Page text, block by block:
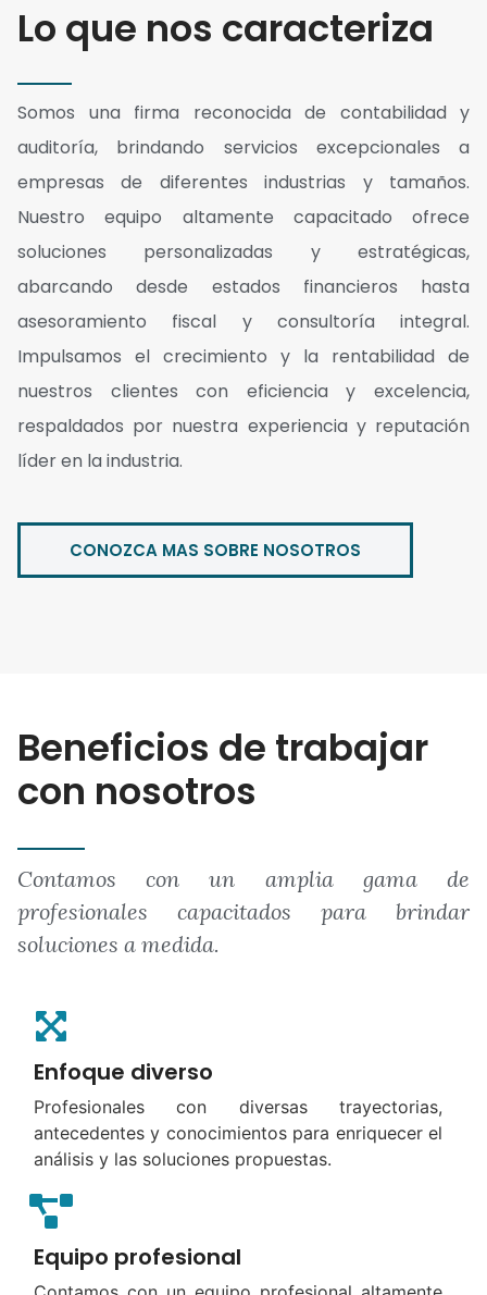
Lo que nos caracteriza
Somos una firma reconocida de contabilidad y
auditoría, brindando servicios excepcionales a
empresas de diferentes industrias y tamaños.
Nuestro equipo altamente capacitado ofrece
soluciones personalizadas y estratégicas,
abarcando desde estados financieros hasta
asesoramiento fiscal y consultoría integral.
Impulsamos el crecimiento y la rentabilidad de
nuestros clientes con eficiencia y excelencia,
respaldados por nuestra experiencia y reputación
líder en la industria.
CONOZCA MAS SOBRE NOSOTROS
Beneficios de trabajar
con nosotros
Contamos con un amplia gama de
profesionales capacitados para brindar
soluciones a medida.
Enfoque diverso
Profesionales con diversas trayectorias,
antecedentes y conocimientos para enriquecer el
análisis y las soluciones propuestas.
Equipo profesional